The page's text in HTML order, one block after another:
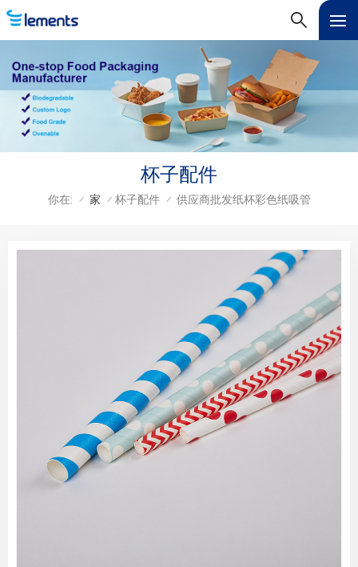
杯子配件
你在: / 家 / 杯子配件 / 供应商批发纸杯彩色纸吸管